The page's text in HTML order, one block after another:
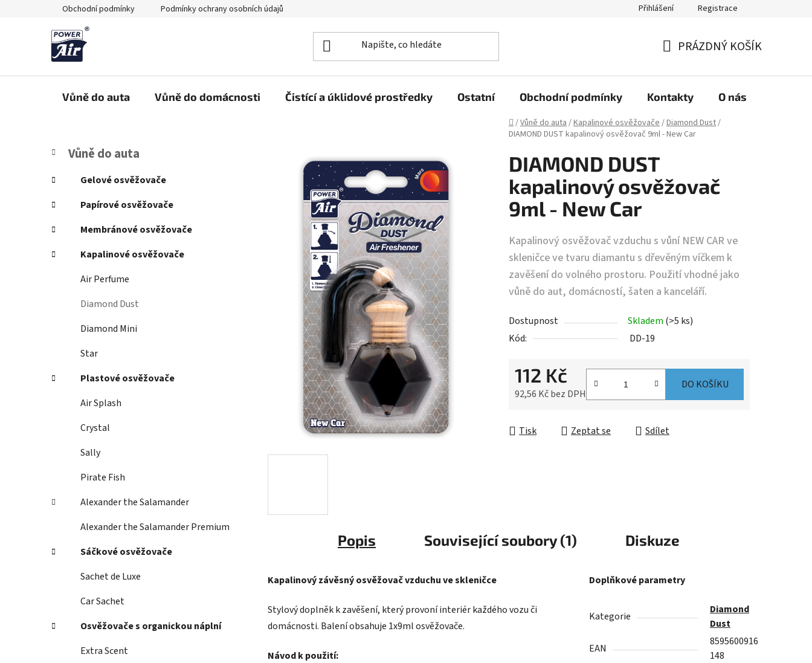
Obchodní podmínky Podmínky ochrany osobních údajů Přihlášení Registrace
KOŠÍK
PRÁZDNÝ KOŠÍK
Vůně do auta Vůně do domácnosti Čistící a úklidové prostředky Ostatní Obchodní podmínky Kontakty O nás
Domů
/Vůně do auta/Kapalinové osvěžovače/Diamond Dust/
DIAMOND DUST kapalinový osvěžovač 9ml - New Car
P
s
r
a
n
Přeskočit
kategorie
K
a
e
g
o
r
e
Vůně do auta
Gelové osvěžovače
Papírové osvěžovače
Membránové osvěžovače
Kapalinové osvěžovače
Air Perfume
Diamond Dust
Diamond Mini
Star
Plastové osvěžovače
Air Splash
Crystal
Sally
Pirate Fish
Alexander the Salamander
Alexander the Salamander Premium
Sáčkové osvěžovače
Sachet de Luxe
Car Sachet
Osvěžovače s organickou náplní
Extra Scent
DIAMOND DUST
kapalinový osvěžovač
9ml - New Car
Kapalinový osvěžovač vzduchu s vůní NEW CAR ve
skleničce ve tvaru diamantu s dřevěným víčkem k
zavěšení do volného prostoru. Použití vhodné jako
vůně do aut, domácností, šaten a kanceláří.
Dostupnost Skladem (>5 ks)
Kód:
DD-19
112 Kč
92,56 Kč bez DPH
DO KOŠÍKU
Tisk Zeptat se Sdílet
Popis Související soubory (1) Diskuze
Kapalinový závěsný osvěžovač vzduchu ve skleničce
Stylový doplněk k zavěšení, který provoní interiér každého vozu či
domácnosti. Balení obsahuje 1x9ml osvěžovače.
Návod k použití:
Doplňkové parametry
Kategorie
Diamond
Dust
EAN
8595600916
148